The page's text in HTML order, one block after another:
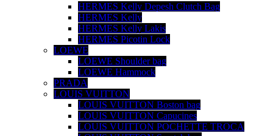
HERMES Kelly Depesh Clutch Bag
HERMES Kelly
HERMES Kelly Lakis
HERMES Picotin Lock
LOEWE
LOEWE Shoulder bag
LOEWE Hammock
PRADA
LOUIS VUITTON
LOUIS VUITTON Boston bag
LOUIS VUITTON Capucines
LOUIS VUITTON POCHETTE TROCA